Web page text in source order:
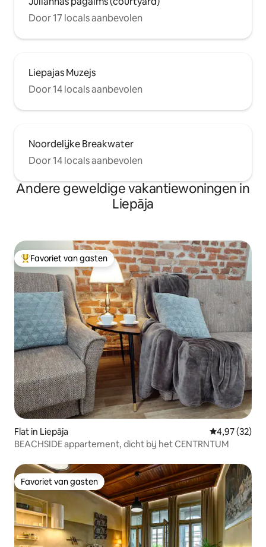
Door 17 locals aanbevolen
Liepajas Muzejs
Door 14 locals aanbevolen
Noordelijke Breakwater
Door 14 locals aanbevolen
Andere geweldige vakantiewoningen in
Liepāja
Topfavoriet van gasten
Favoriet van gasten
Flat in Liepāja Gemiddelde
4,97 (32)
BEACHSIDE appartement, dicht bij het CENTRNTUM
Favoriet van gasten
Favoriet van gasten